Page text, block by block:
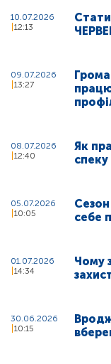
10.07.2026
12:13
09.07.2026
13:27
08.07.2026
12:40
Як
спеку
05.07.2026
10:05
себе
01.07.2026
14:34
Чому
30.06.2026
10:15